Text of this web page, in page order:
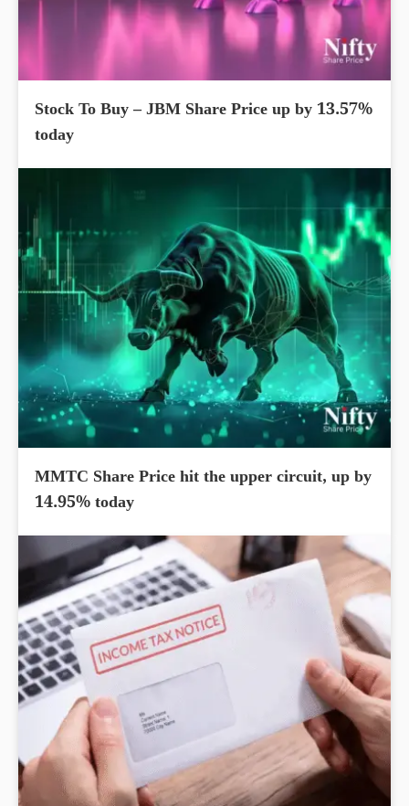
Stock To Buy – JBM Share Price up by 13.57%
today
MMTC Share Price hit the upper circuit, up by
14.95% today